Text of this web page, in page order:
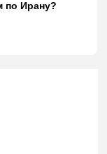
по Ирану?